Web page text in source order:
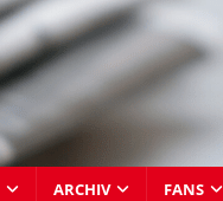
ARCHIV FANS